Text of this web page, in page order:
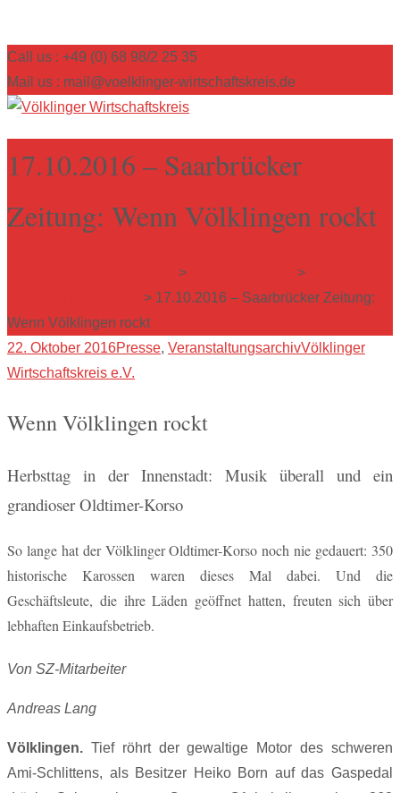
Call us : +49 (0) 68 98/2 25 35
Mail us : mail@voelklinger-wirtschaftskreis.de
17.10.2016 – Saarbrücker
Zeitung: Wenn Völklingen rockt
>
>
> 17.10.2016 – Saarbrücker Zeitung:
Wenn Völklingen rockt
22. Oktober 2016Presse, VeranstaltungsarchivVölklinger
Wirtschaftskreis e.V.
Wenn Völklingen rockt
Herbsttag in der Innenstadt: Musik überall und ein
grandioser Oldtimer-Korso
So lange hat der Völklinger Oldtimer-Korso noch nie gedauert: 350
historische Karossen waren dieses Mal dabei. Und die
Geschäftsleute, die ihre Läden geöffnet hatten, freuten sich über
lebhaften Einkaufsbetrieb.
Von SZ-Mitarbeiter
Andreas Lang
Völklingen. Tief röhrt der gewaltige Motor des schweren
Ami-Schlittens, als Besitzer Heiko Born auf das Gaspedal